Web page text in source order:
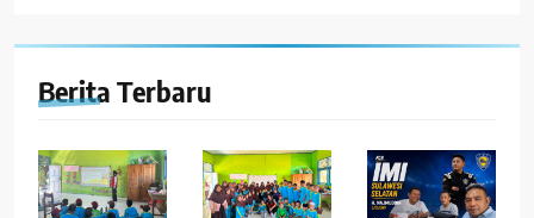
Berita Terbaru